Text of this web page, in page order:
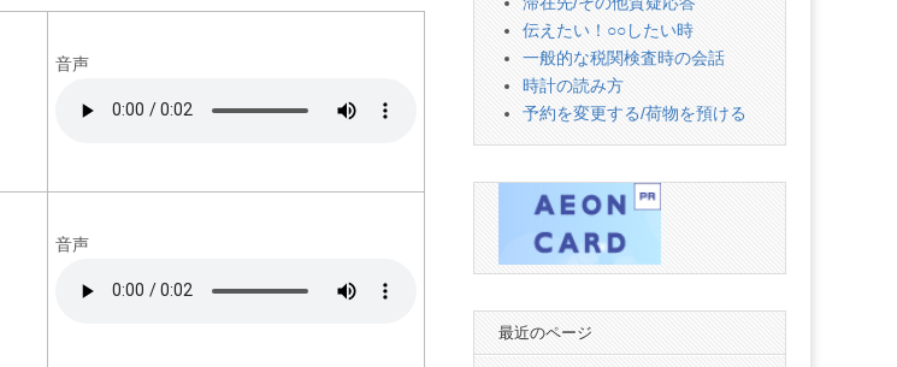
音声
音声
伝えたい！○○したい時
一般的な税関検査時の会話
時計の読み方
予約を変更する/荷物を預ける
最近のページ